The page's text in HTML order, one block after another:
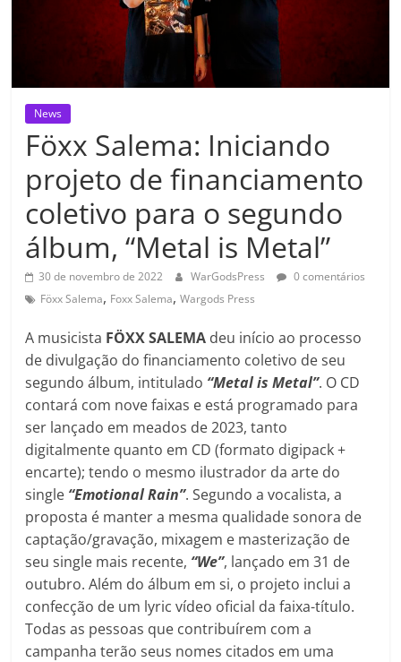
News
Föxx Salema: Iniciando
projeto de financiamento
coletivo para o segundo
álbum, “Metal is Metal”
30 de novembro de 2022 WarGodsPress
0 comentários
Föxx Salema, Foxx Salema,Wargods Press
A musicista FÖXX SALEMA deu início ao processo
de divulgação do financiamento coletivo de seu
segundo álbum, intitulado “Metal is Metal”. O CD
contará com nove faixas e está programado para
ser lançado em meados de 2023, tanto
digitalmente quanto em CD (formato digipack +
encarte); tendo o mesmo ilustrador da arte do
single “Emotional Rain”. Segundo a vocalista, a
proposta é manter a mesma qualidade sonora de
captação/gravação, mixagem e masterização de
seu single mais recente, “We”, lançado em 31 de
outubro. Além do álbum em si, o projeto inclui a
confecção de um lyric vídeo oficial da faixa-título.
Todas as pessoas que contribuírem com a
campanha terão seus nomes citados em uma